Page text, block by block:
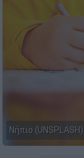
Νήπιο (UNSPLASH)